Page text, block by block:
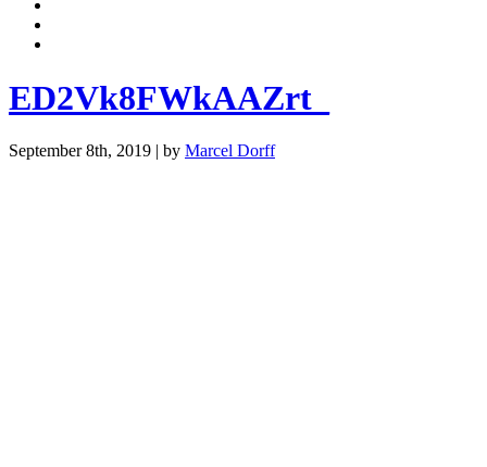
ED2Vk8FWkAAZrt_
September 8th, 2019 | by Marcel Dorff